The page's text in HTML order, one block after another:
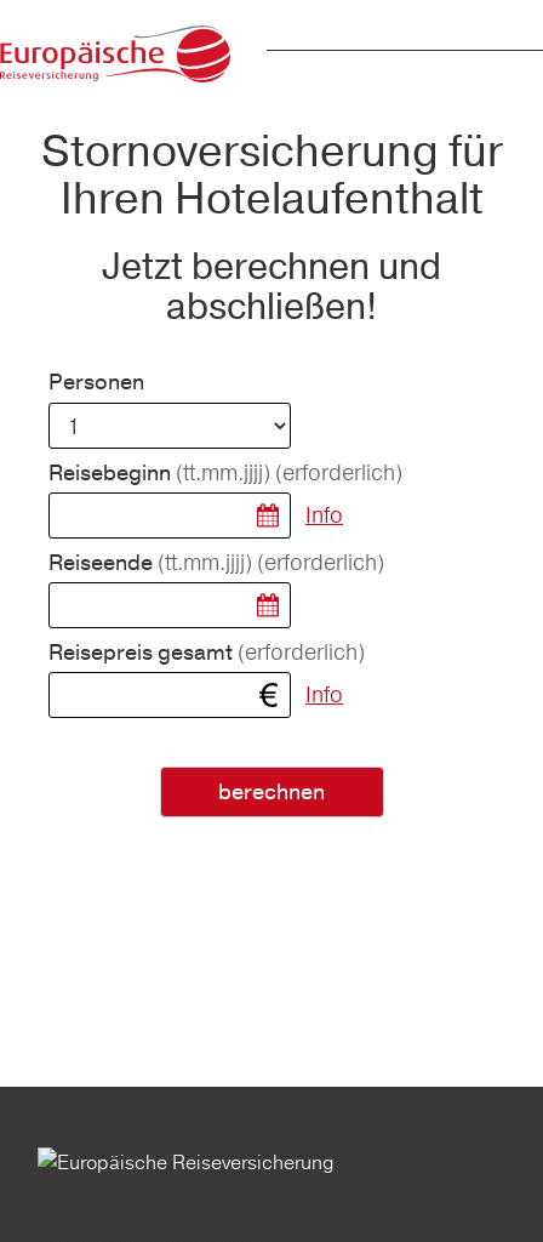
Stornoversicherung für
Ihren Hotelaufenthalt
Jetzt berechnen und
abschließen!
Personen
Reisebeginn (tt.mm.jjjj) (erforderlich)
Info
Reiseende (tt.mm.jjjj) (erforderlich)
Reisepreis gesamt (erforderlich)
Info
berechnen